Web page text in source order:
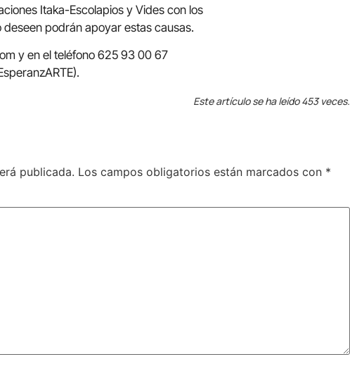
Itaka-Escolapios y Vides con los
podrán apoyar estas causas.
y en el teléfono 625 93 00 67
Este artículo se ha leído 453 veces.
publicada. Los campos obligatorios están marcados con *